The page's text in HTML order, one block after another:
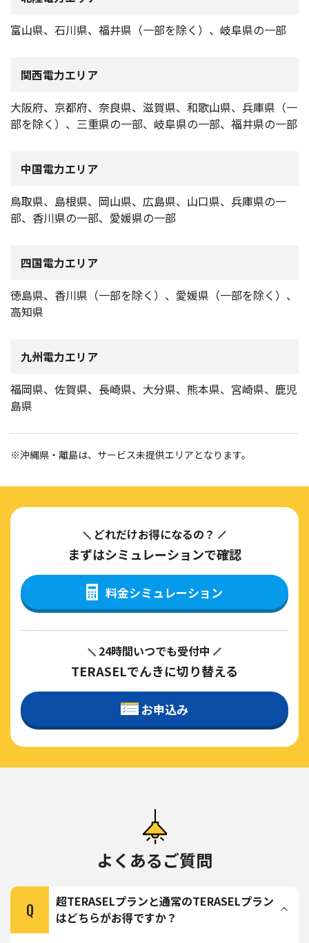
富山県、石川県、福井県（一部を除く）、岐阜県の一部
関西電力エリア
大阪府、京都府、奈良県、滋賀県、和歌山県、兵庫県（一
部を除く）、三重県の一部、岐阜県の一部、福井県の一部
中国電力エリア
鳥取県、島根県、岡山県、広島県、山口県、兵庫県の一
部、香川県の一部、愛媛県の一部
四国電力エリア
徳島県、香川県（一部を除く）、愛媛県（一部を除く）、
高知県
九州電力エリア
福岡県、佐賀県、長崎県、大分県、熊本県、宮崎県、鹿児
島県
※沖縄県・離島は、サービス未提供エリアとなります。
どれだけお得になるの？
まずはシミュレーションで確認
料金シミュレーション
24時間いつでも受付中
TERASELでんきに切り替える
お申込み
よくあるご質問
Q
超TERASELプランと通常のTERASELプラン
はどちらがお得ですか？